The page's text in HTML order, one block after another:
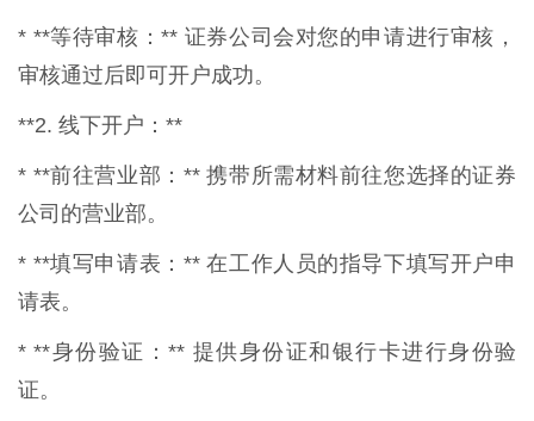
* **等待审核：** 证券公司会对您的申请进行审核，
审核通过后即可开户成功。
**2. 线下开户：**
* **前往营业部：** 携带所需材料前往您选择的证券
公司的营业部。
* **填写申请表：** 在工作人员的指导下填写开户申
请表。
* **身份验证：** 提供身份证和银行卡进行身份验
证。